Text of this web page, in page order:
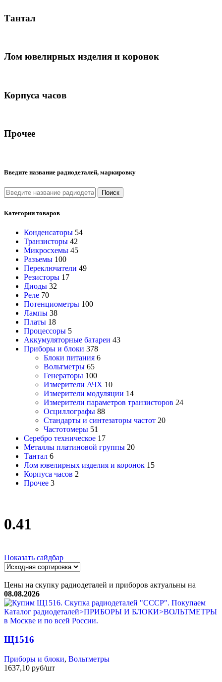
Тантал
Лом ювелирных изделия и коронок
Корпуса часов
Прочее
Введите название радиодеталей, маркировку
Поиск
Категории товаров
Конденсаторы 54
Транзисторы 42
Микросхемы 45
Разъемы 100
Переключатели 49
Резисторы 17
Диоды 32
Реле 70
Потенциометры 100
Лампы 38
Платы 18
Процессоры 5
Аккумуляторные батареи 43
Приборы и блоки 378
Блоки питания 6
Вольтметры 65
Генераторы 100
Измерители АЧХ 10
Измерители модуляции 14
Измерители параметров транзисторов 24
Осциллографы 88
Стандарты и синтезаторы частот 20
Частотомеры 51
Серебро техническое 17
Металлы платиновой группы 20
Тантал 6
Лом ювелирных изделия и коронок 15
Корпуса часов 2
Прочее 3
0.41
Показать сайдбар
Цены на скупку радиодеталей и приборов актуальны на
08.08.2026
Щ1516
Приборы и блоки, Вольтметры
1637,10 руб/шт